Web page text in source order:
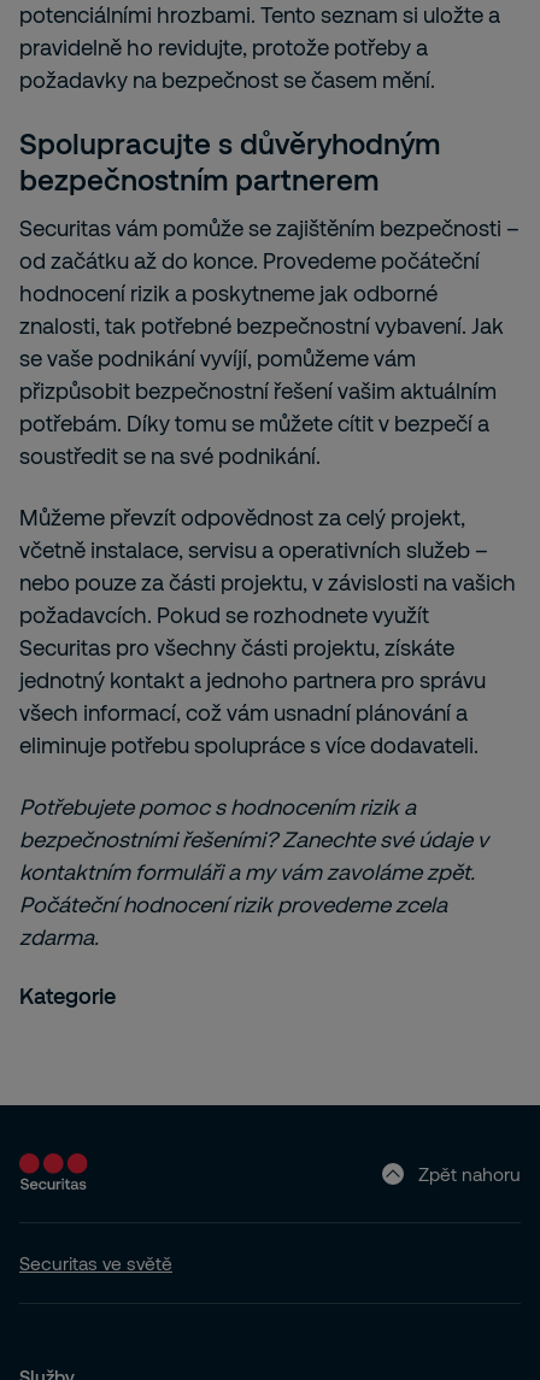
potenciálními hrozbami. Tento seznam si uložte a
pravidelně ho revidujte, protože potřeby a
požadavky na bezpečnost se časem mění.
Spolupracujte s důvěryhodným
bezpečnostním partnerem
Securitas vám pomůže se zajištěním bezpečnosti –
od začátku až do konce. Provedeme počáteční
hodnocení rizik a poskytneme jak odborné
znalosti, tak potřebné bezpečnostní vybavení. Jak
se vaše podnikání vyvíjí, pomůžeme vám
přizpůsobit bezpečnostní řešení vašim aktuálním
potřebám. Díky tomu se můžete cítit v bezpečí a
soustředit se na své podnikání.
Můžeme převzít odpovědnost za celý projekt,
včetně instalace, servisu a operativních služeb –
nebo pouze za části projektu, v závislosti na vašich
požadavcích. Pokud se rozhodnete využít
Securitas pro všechny části projektu, získáte
jednotný kontakt a jednoho partnera pro správu
všech informací, což vám usnadní plánování a
eliminuje potřebu spolupráce s více dodavateli.
Potřebujete pomoc s hodnocením rizik a
bezpečnostními řešeními? Zanechte své údaje v
kontaktním formuláři a my vám zavoláme zpět.
Počáteční hodnocení rizik provedeme zcela
zdarma.
Kategorie
Zpět nahoru
Securitas ve světě